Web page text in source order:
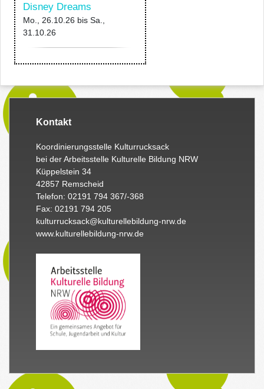
Disney Dreams
Mo., 26.10.26 bis Sa.,
31.10.26
Kontakt
Koordinierungsstelle Kulturrucksack
bei der Arbeitsstelle Kulturelle Bildung NRW
Küppelstein 34
42857 Remscheid
Telefon: 02191 794 367/-368
Fax: 02191 794 205
kulturrucksack@kulturellebildung-nrw.de
www.kulturellebildung-nrw.de